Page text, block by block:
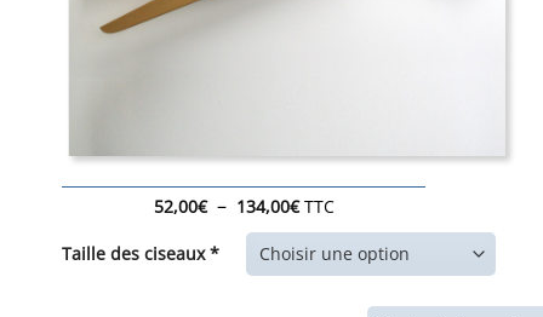
52,00€ – 134,00€Plage
prix :
52,00€
à
TTC
Taille des ciseaux *